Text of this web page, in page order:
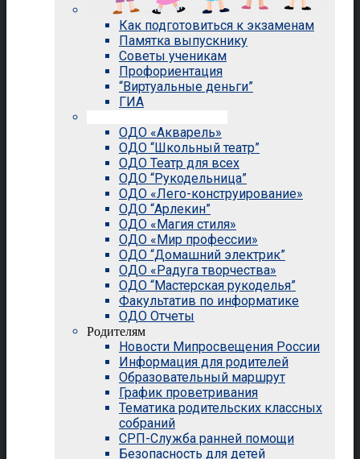
Как подготовиться к экзаменам
Памятка выпускнику
Советы ученикам
Профориентация
“Виртуальные деньги”
ГИА
ОДО «Акварель»
ОДО “Школьный театр”
ОДО Театр для всех
ОДО “Рукодельница”
ОДО «Лего-конструирование»
ОДО “Арлекин”
ОДО «Магия стиля»
ОДО «Мир профессии»
ОДО “Домашний электрик”
ОДО «Радуга творчества»
ОДО “Мастерская рукоделья”
Факультатив по информатике
ОДО Отчеты
Родителям
Новости Мипросвещения России
Информация для родителей
Образовательный маршрут
График проветривания
Тематика родительских классных
собраний
СРП-Служба ранней помощи
Безопасность для детей